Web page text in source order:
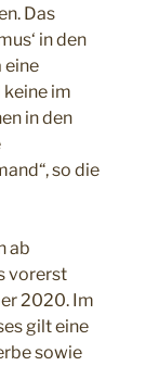
Das
in den
eine
im
in den
so die
ab
vorerst
2020. Im
gilt eine
sowie